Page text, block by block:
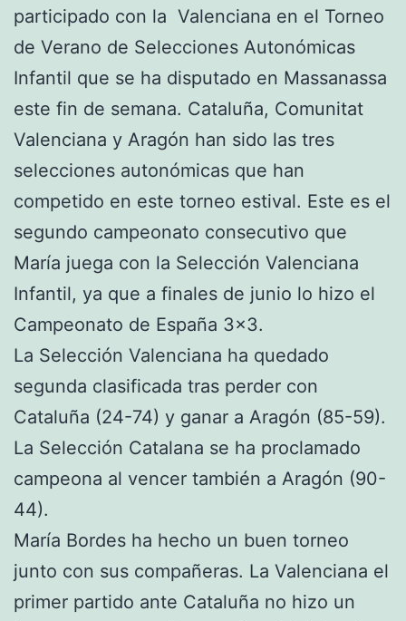
participado con la Valenciana en el Torneo
de Verano de Selecciones Autonómicas
Infantil que se ha disputado en Massanassa
este fin de semana. Cataluña, Comunitat
Valenciana y Aragón han sido las tres
selecciones autonómicas que han
competido en este torneo estival. Este es el
segundo campeonato consecutivo que
María juega con la Selección Valenciana
Infantil, ya que a finales de junio lo hizo el
Campeonato de España 3×3.
La Selección Valenciana ha quedado
segunda clasificada tras perder con
Cataluña (24-74) y ganar a Aragón (85-59).
La Selección Catalana se ha proclamado
campeona al vencer también a Aragón (90-
44).
María Bordes ha hecho un buen torneo
junto con sus compañeras. La Valenciana el
primer partido ante Cataluña no hizo un